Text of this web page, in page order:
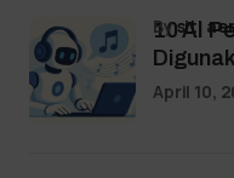
10 AI
bysiti
April 10,